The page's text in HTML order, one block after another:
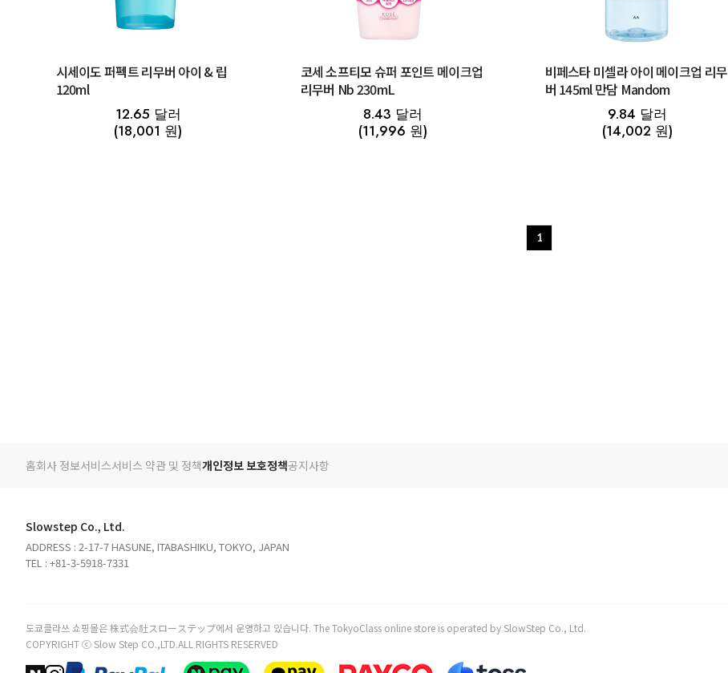
시세이도 퍼펙트 리무버 아이 & 립
120ml
12.65 달러
(18,001 원)
코세 소프티모 슈퍼 포인트 메이크업
리무버 Nb 230mL
8.43 달러
(11,996 원)
비페스타 미셀라 아이 메이크업 리무
버 145ml 만담 Mandom
9.84 달러
(14,002 원)
1
홈회사 정보서비스서비스 약관 및 정책개인정보 보호정책공지사항
Slowstep Co., Ltd.
ADDRESS : 2-17-7 HASUNE, ITABASHIKU, TOKYO, JAPAN
TEL : +81-3-5918-7331
도쿄클라쓰 쇼핑몰은 株式会社スローステップ에서 운영하고 있습니다. The TokyoClass online store is operated by SlowStep Co., Ltd.
COPYRIGHT ⓒ Slow Step CO.,LTD.ALL RIGHTS RESERVED